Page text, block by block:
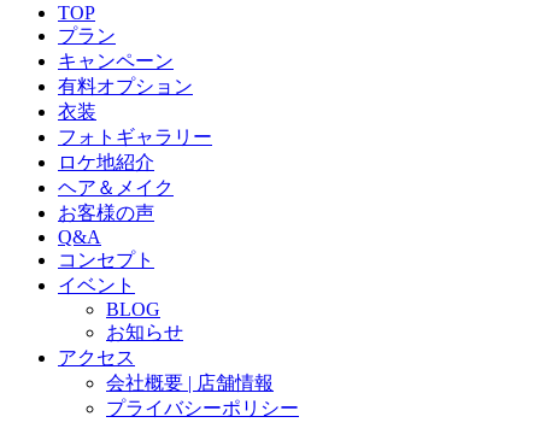
TOP
プラン
キャンペーン
有料オプション
衣装
フォトギャラリー
ロケ地紹介
ヘア＆メイク
お客様の声
Q&A
コンセプト
イベント
BLOG
お知らせ
アクセス
会社概要 | 店舗情報
プライバシーポリシー